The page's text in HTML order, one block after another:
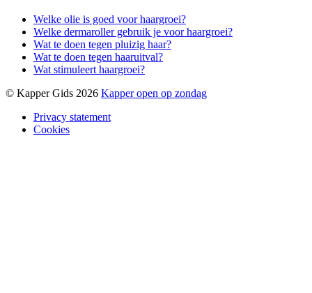
Welke olie is goed voor haargroei?
Welke dermaroller gebruik je voor haargroei?
Wat te doen tegen pluizig haar?
Wat te doen tegen haaruitval?
Wat stimuleert haargroei?
© Kapper Gids 2026 Kapper open op zondag
Privacy statement
Cookies